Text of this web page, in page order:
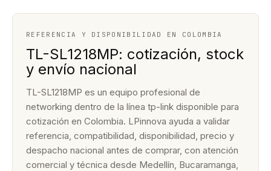
REFERENCIA Y DISPONIBILIDAD EN COLOMBIA
TL-SL1218MP: cotización, stock
y envío nacional
TL-SL1218MP es un equipo profesional de
networking dentro de la línea tp-link disponible para
cotización en Colombia. LPinnova ayuda a validar
referencia, compatibilidad, disponibilidad, precio y
despacho nacional antes de comprar, con atención
comercial y técnica desde Medellín, Bucaramanga,